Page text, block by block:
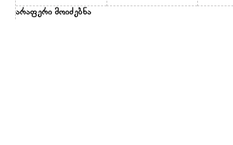
არაფერი მოიძებნა